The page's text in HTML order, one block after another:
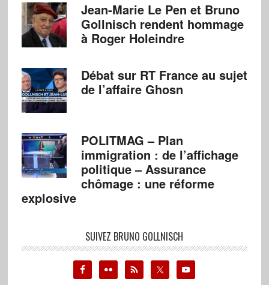
Jean-Marie Le Pen et Bruno
Gollnisch rendent hommage
à Roger Holeindre
Débat sur RT France au sujet
de l’affaire Ghosn
POLITMAG – Plan
immigration : de l’affichage
politique – Assurance
chômage : une réforme
explosive
SUIVEZ BRUNO GOLLNISCH